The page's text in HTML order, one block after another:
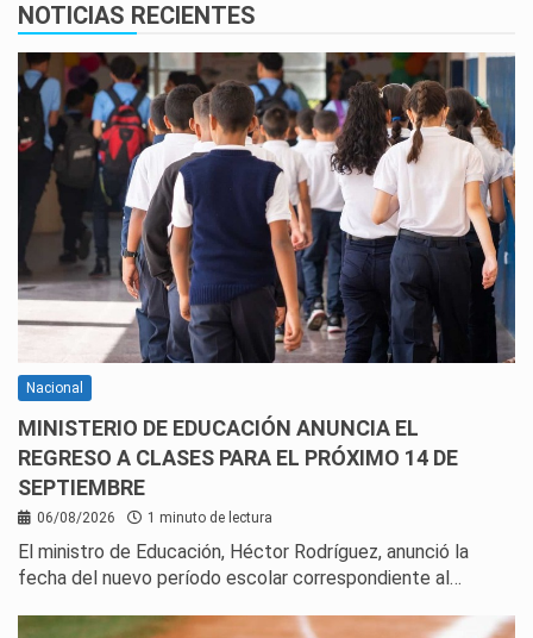
NOTICIAS RECIENTES
Nacional
MINISTERIO DE EDUCACIÓN ANUNCIA EL
REGRESO A CLASES PARA EL PRÓXIMO 14 DE
SEPTIEMBRE
06/08/2026 1 minuto de lectura
El ministro de Educación, Héctor Rodríguez, anunció la
fecha del nuevo período escolar correspondiente al…